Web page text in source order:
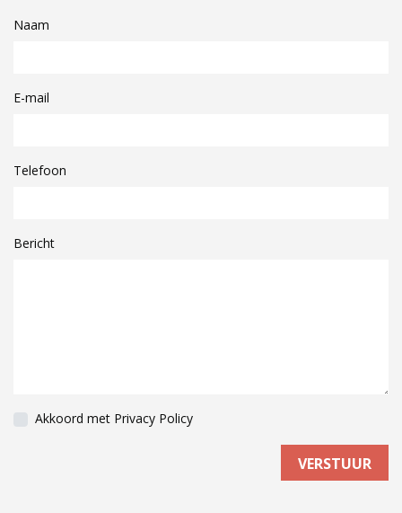
Naam
E-mail
Telefoon
Bericht
Akkoord met Privacy Policy